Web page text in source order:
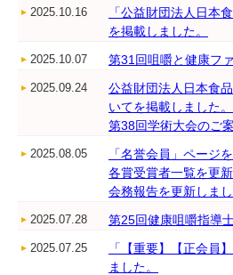
2025.10.16
「公益財団法人日本
を掲載しました。
2025.10.07 第31回咀嚼と健康フ
2025.09.24
公益財団法人日本食
いてを掲載しました。
第38回学術大会のご
2025.08.05
「名誉会員」ページ
各賞受賞者一覧を更新
会務報告を更新しまし
2025.07.28 第25回健康咀嚼指導
2025.07.25
「【重要】【正会員
ました。